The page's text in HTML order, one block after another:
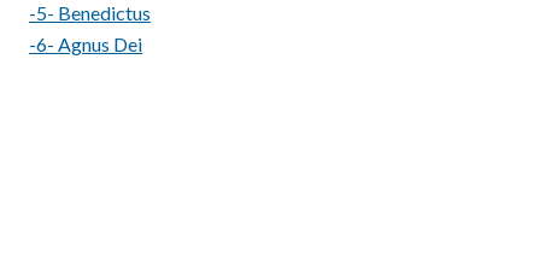
-5- Benedictus
-6- Agnus Dei